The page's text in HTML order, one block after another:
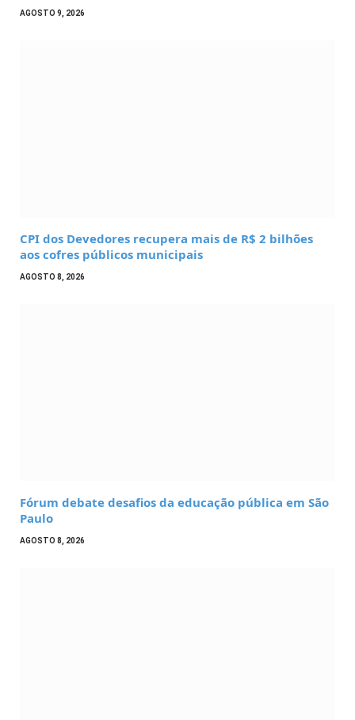
AGOSTO 9, 2026
CPI dos Devedores recupera mais de R$ 2 bilhões
aos cofres públicos municipais
AGOSTO 8, 2026
Fórum debate desafios da educação pública em São
Paulo
AGOSTO 8, 2026